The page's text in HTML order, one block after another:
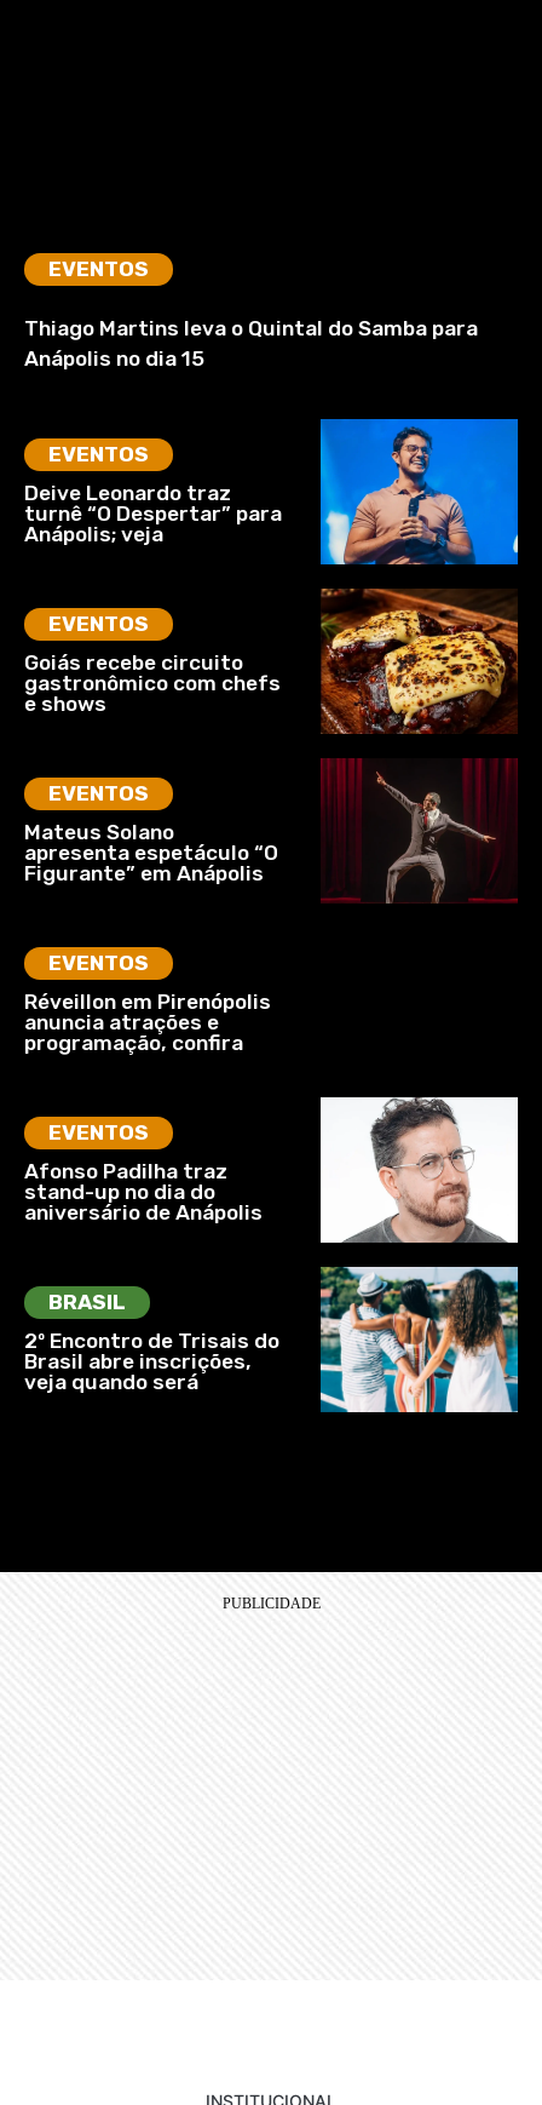
EVENTOS
Thiago Martins leva o Quintal do Samba para
Anápolis no dia 15
EVENTOS
Deive Leonardo traz
turnê “O Despertar” para
Anápolis; veja
EVENTOS
Goiás recebe circuito
gastronômico com chefs
e shows
EVENTOS
Mateus Solano
apresenta espetáculo “O
Figurante” em Anápolis
EVENTOS
Réveillon em Pirenópolis
anuncia atrações e
programação, confira
EVENTOS
Afonso Padilha traz
stand-up no dia do
aniversário de Anápolis
BRASIL
2º Encontro de Trisais do
Brasil abre inscrições,
veja quando será
INSTITUCIONAL